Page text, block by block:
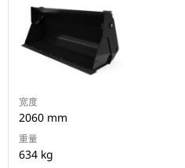
宽度
2060 mm
重量
634 kg